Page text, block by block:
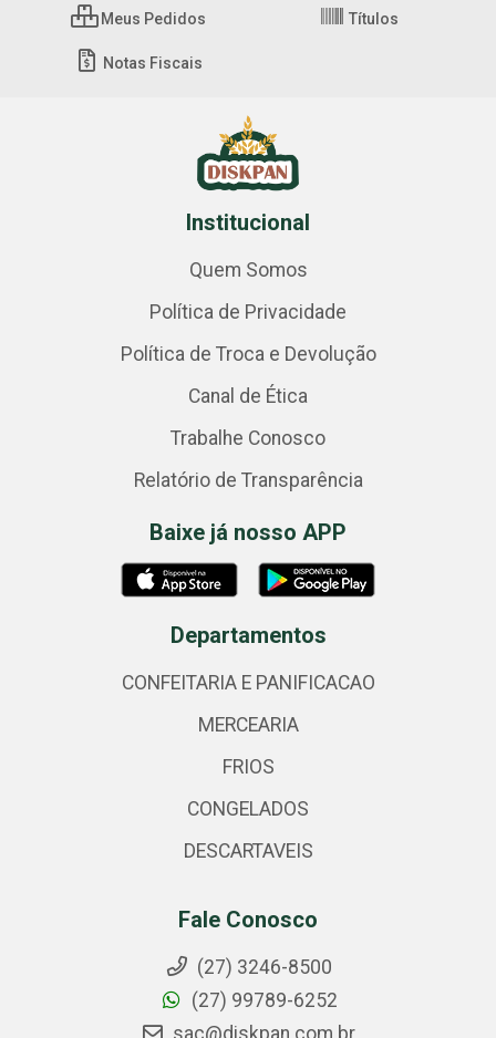
Meus Pedidos Títulos
Notas Fiscais
Institucional
Quem Somos
Política de Privacidade
Política de Troca e Devolução
Canal de Ética
Trabalhe Conosco
Relatório de Transparência
Baixe já nosso APP
Departamentos
CONFEITARIA E PANIFICACAO
MERCEARIA
FRIOS
CONGELADOS
DESCARTAVEIS
Fale Conosco
(27) 3246-8500
(27) 99789-6252
sac@diskpan.com.br